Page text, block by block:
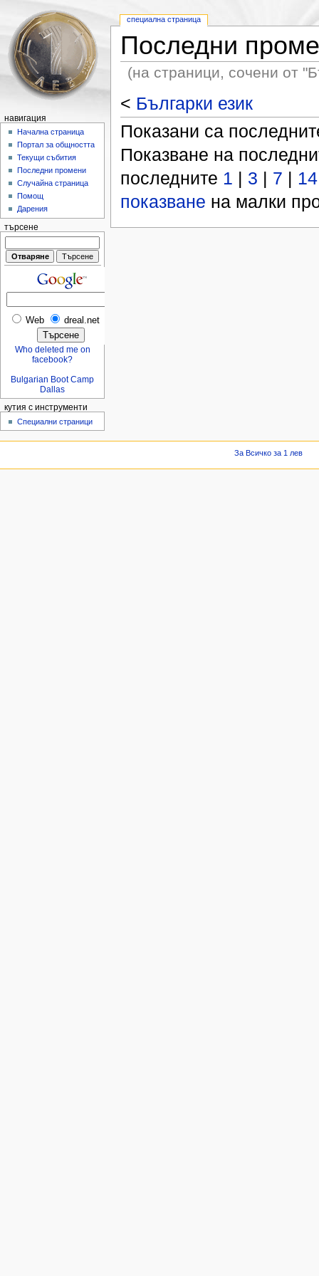
Последни
(на страници, сочени от
< Българки език
Показани са
Показване на
последните 1 | 3 | 7 | 14
показване на малки
специална страница
навигация
Начална страница
Портал за общността
Текущи събития
Последни промени
Случайна страница
Помощ
Дарения
търсене
Web dreal.net
Who deleted me on
facebook?
Bulgarian Boot Camp
Dallas
кутия с инструменти
Специални страници
За Всичко за 1 лев